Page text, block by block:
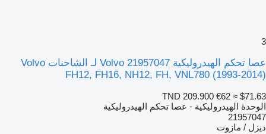
3
عصا تحكم الهيدروليكية Volvo 21957047 لـ الشاحنات Volvo
FH12, FH16, NH12, FH, VNL780 (1993-2014)
TND 209.900 €62 ≈ $71.63
الوحدة الهيدروليكية - عصا تحكم الهيدروليكية
21957047
ديزل / مازوت